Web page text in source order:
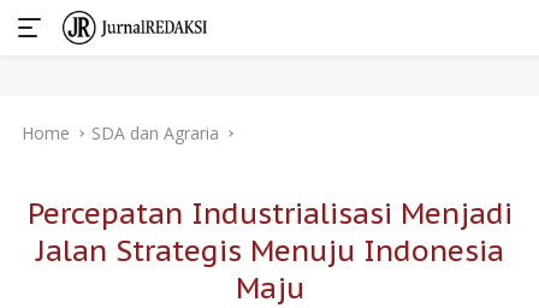
Home SDA dan Agraria
Percepatan Industrialisasi Menjadi
Jalan Strategis Menuju Indonesia
Maju